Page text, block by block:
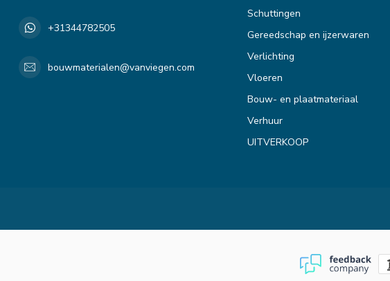
+31344782505
bouwmaterialen@vanviegen.com
Schuttingen
Gereedschap en ijzerwaren
Verlichting
Vloeren
Bouw- en plaatmateriaal
Verhuur
UITVERKOOP